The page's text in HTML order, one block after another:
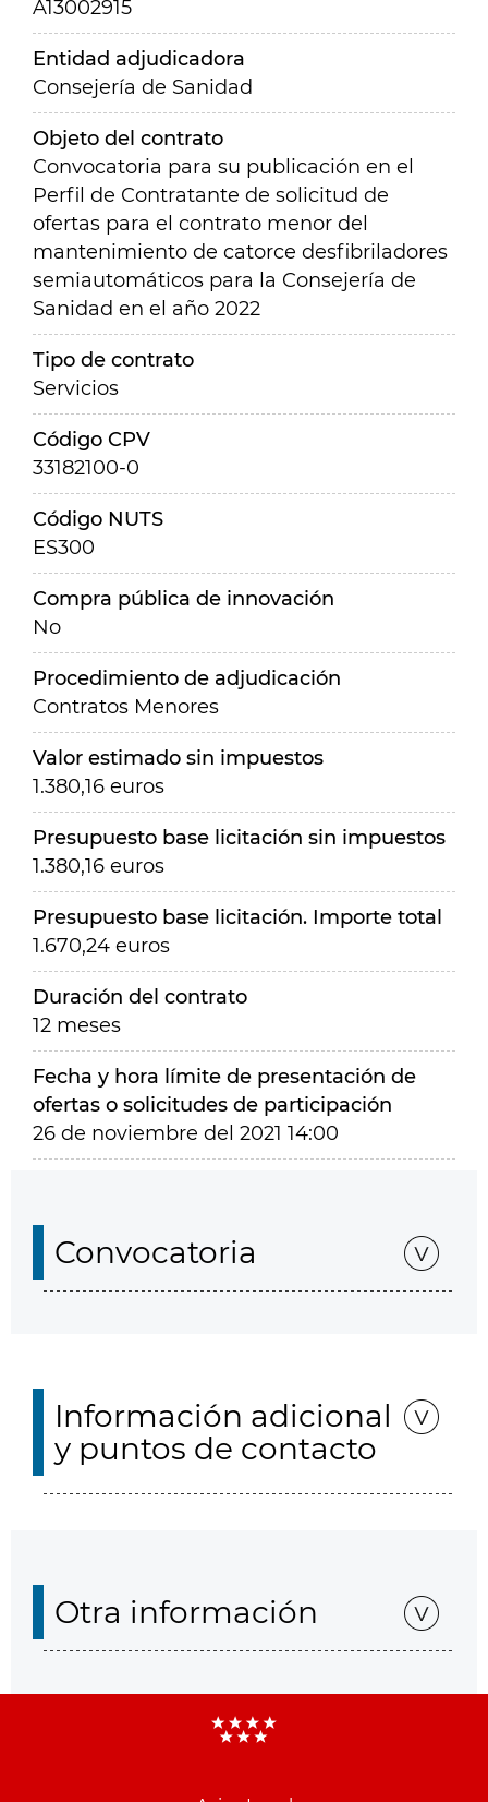
A13002915
Entidad adjudicadora
Consejería de Sanidad
Objeto del contrato
Convocatoria para su publicación en el
Perfil de Contratante de solicitud de
ofertas para el contrato menor del
mantenimiento de catorce desfibriladores
semiautomáticos para la Consejería de
Sanidad en el año 2022
Tipo de contrato
Servicios
Código CPV
33182100-0
Código NUTS
ES300
Compra pública de innovación
No
Procedimiento de adjudicación
Contratos Menores
Valor estimado sin impuestos
1.380,16 euros
Presupuesto base licitación sin impuestos
1.380,16 euros
Presupuesto base licitación. Importe total
1.670,24 euros
Duración del contrato
12 meses
Fecha y hora límite de presentación de
ofertas o solicitudes de participación
26 de noviembre del 2021 14:00
Convocatoria
Información adicional
y puntos de contacto
Otra información